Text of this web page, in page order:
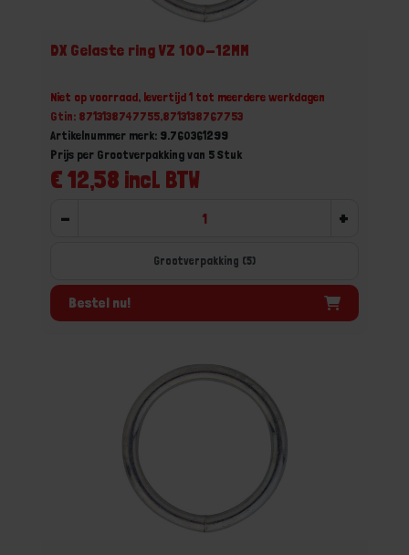
DX Gelaste ring VZ 100-12MM
Niet op voorraad, levertijd 1 tot meerdere werkdagen
Gtin: 8713138747755,8713138767753
Artikelnummer merk: 9.760361299
€ 12,58 incl. BTW
Prijs per Grootverpakking van 5 Stuk
- +
Grootverpakking (5)
Bestel nu!